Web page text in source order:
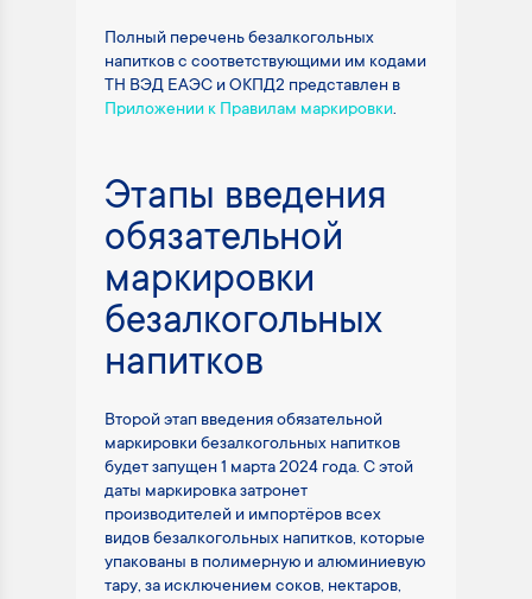
Полный перечень безалкогольных
напитков с соответствующими им кодами
ТН ВЭД ЕАЭС и ОКПД2 представлен в
Приложении к Правилам маркировки.
Этапы введения
обязательной
маркировки
безалкогольных
напитков
Второй этап введения обязательной
маркировки безалкогольных напитков
будет запущен 1 марта 2024 года. С этой
даты маркировка затронет
производителей и импортёров всех
видов безалкогольных напитков, которые
упакованы в полимерную и алюминиевую
тару, за исключением соков, нектаров,